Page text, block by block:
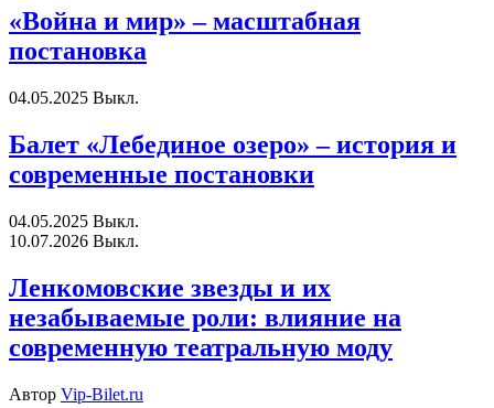
«Война и мир» – масштабная
постановка
04.05.2025 Выкл.
Балет «Лебединое озеро» – история и
современные постановки
04.05.2025 Выкл.
10.07.2026 Выкл.
Ленкомовские звезды и их
незабываемые роли: влияние на
современную театральную моду
Автор Vip-Bilet.ru